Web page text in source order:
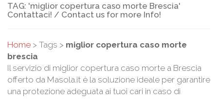
TAG: 'miglior copertura caso morte Brescia'
Contattaci! / Contact us for more Info!
Home > Tags > miglior copertura caso morte
brescia
Il servizio di miglior copertura caso morte a Brescia
offerto da Masola.it è la soluzione ideale per garantire
una protezione adeguata ai tuoi cari in caso di